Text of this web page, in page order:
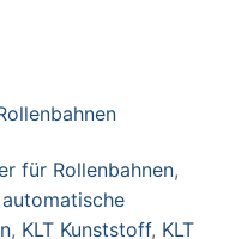
für Rollenbahnen,
automatische
, KLT Kunststoff, KLT